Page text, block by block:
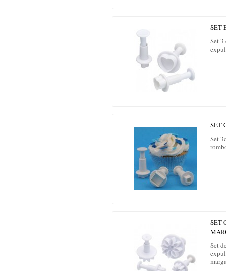
SET
Set 3
SET
Set
SET
Set